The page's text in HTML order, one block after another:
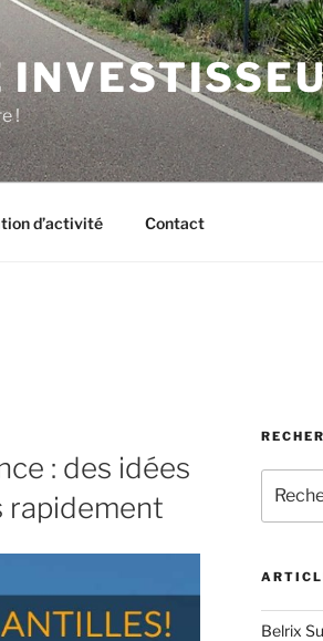
!
d’activité Contact
: des idées
rapidement
pour
:
Belrix